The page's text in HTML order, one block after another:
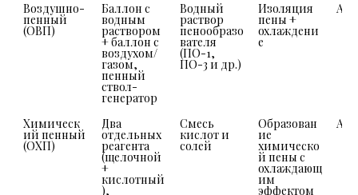
Воздушно-
пенный
(ОВП)
Баллон с
водным
раствором
+ баллон с
воздухом/
газом,
пенный
ствол-
генератор
Водный
раствор
пенообразо
вателя
(ПО-1,
ПО-3 и др.)
Изоляция
пены +
охлаждени
е
A, B
Химическ
ий пенный
(ОХП)
Два
отдельных
реагента
(щелочной
+
кислотный
),
Смесь
кислот и
солей
Образован
ие
химическо
й пены с
охлаждающ
им
эффектом
A, B